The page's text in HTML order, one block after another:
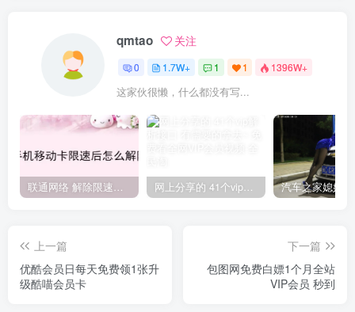
qmtao 关注
0 1.7W+ 1 1 1396W+
这家伙很懒，什么都没有写...
联通网络 解除限速方法参考！畅享、畅玩、老白干等及其它地区自测了 网上分享的 41个vip解析接口 有需要的拿去~ 免费看全网VIP会员视频
上一篇
优酷会员日每天免费领1张升
级酷喵会员卡
下一篇
包图网免费白嫖1个月全站
VIP会员 秒到